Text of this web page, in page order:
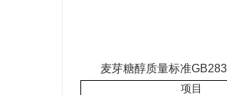
麦芽糖醇质量标准
项目